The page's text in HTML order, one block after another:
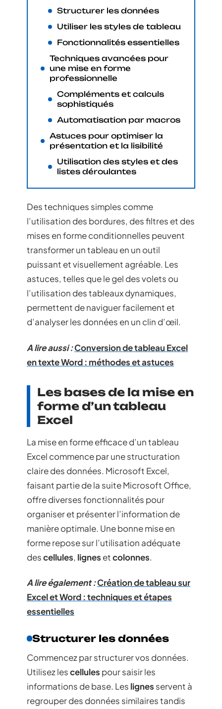
Structurer les données
Utiliser les styles de tableau
Fonctionnalités essentielles
Techniques avancées pour
une mise en forme
professionnelle
Compléments et calculs
sophistiqués
Automatisation par macros
Astuces pour optimiser la
présentation et la lisibilité
Utilisation des styles et des
listes déroulantes
Des techniques simples comme
l’utilisation des bordures, des filtres et des
mises en forme conditionnelles peuvent
transformer un tableau en un outil
puissant et visuellement agréable. Les
astuces, telles que le gel des volets ou
l’utilisation des tableaux dynamiques,
permettent de naviguer facilement et
d’analyser les données en un clin d’œil.
A lire aussi :Conversion de tableau Excel
en texte Word : méthodes et astuces
Les bases de la mise en
forme d’un tableau
Excel
La mise en forme efficace d’un tableau
Excel commence par une structuration
claire des données. Microsoft Excel,
faisant partie de la suite Microsoft Office,
offre diverses fonctionnalités pour
organiser et présenter l’information de
manière optimale. Une bonne mise en
forme repose sur l’utilisation adéquate
descellules, lignes etcolonnes.
A lire également :Création de tableau sur
Excel et Word : techniques et étapes
essentielles
Structurer les données
Commencez par structurer vos données.
Utilisez lescellules pour saisir les
informations de base. Les lignes servent à
regrouper des données similaires tandis